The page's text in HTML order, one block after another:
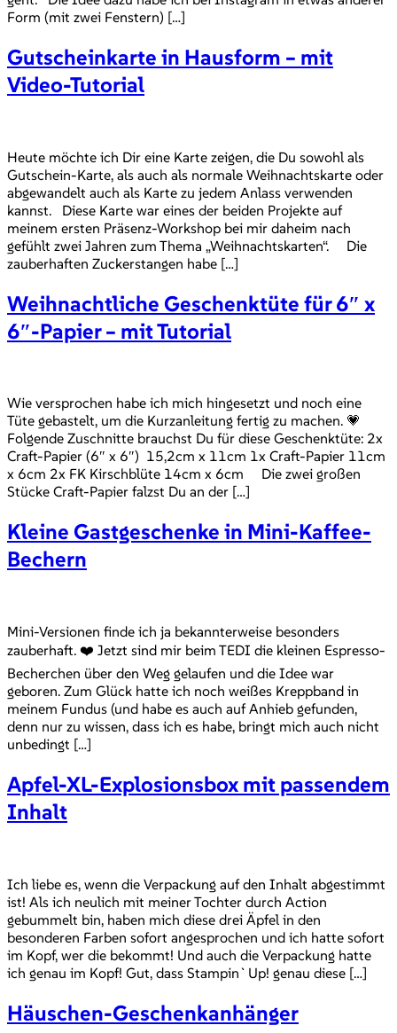
Form (mit zwei Fenstern) […]
Gutscheinkarte in Hausform – mit
Video-Tutorial
Heute möchte ich Dir eine Karte zeigen, die Du sowohl als
Gutschein-Karte, als auch als normale Weihnachtskarte oder
abgewandelt auch als Karte zu jedem Anlass verwenden
kannst. Diese Karte war eines der beiden Projekte auf
meinem ersten Präsenz-Workshop bei mir daheim nach
gefühlt zwei Jahren zum Thema „Weihnachtskarten“. Die
zauberhaften Zuckerstangen habe […]
Weihnachtliche Geschenktüte für 6″ x
6″-Papier – mit Tutorial
Wie versprochen habe ich mich hingesetzt und noch eine
Tüte gebastelt, um die Kurzanleitung fertig zu machen. 💗
Folgende Zuschnitte brauchst Du für diese Geschenktüte: 2x
Craft-Papier (6″ x 6″) 15,2cm x 11cm 1x Craft-Papier 11cm
x 6cm 2x FK Kirschblüte 14cm x 6cm Die zwei großen
Stücke Craft-Papier falzst Du an der […]
Kleine Gastgeschenke in Mini-Kaffee-
Bechern
Mini-Versionen finde ich ja bekannterweise besonders
zauberhaft. ❤️ Jetzt sind mir beim TEDI die kleinen Espresso-
Becherchen über den Weg gelaufen und die Idee war
geboren. Zum Glück hatte ich noch weißes Kreppband in
meinem Fundus (und habe es auch auf Anhieb gefunden,
denn nur zu wissen, dass ich es habe, bringt mich auch nicht
unbedingt […]
Apfel-XL-Explosionsbox mit passendem
Inhalt
Ich liebe es, wenn die Verpackung auf den Inhalt abgestimmt
ist! Als ich neulich mit meiner Tochter durch Action
gebummelt bin, haben mich diese drei Äpfel in den
besonderen Farben sofort angesprochen und ich hatte sofort
im Kopf, wer die bekommt! Und auch die Verpackung hatte
ich genau im Kopf! Gut, dass Stampin`Up! genau diese […]
Häuschen-Geschenkanhänger